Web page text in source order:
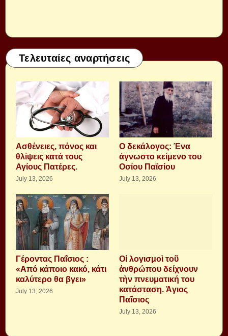
Τελευταίες αναρτήσεις
Aσθένειες, πόνος και
θλίψεις κατά τους
Αγίους Πατέρες.
July 13, 2026
Ο δεκάλογος: Ένα
άγνωστο κείμενο του
Οσίου Παϊσίου
July 13, 2026
Γέροντας Παΐσιος :
«Από κάποιο κακό, κάτι
καλύτερο θα βγει»
July 13, 2026
Οἱ λογισμοὶ τοῦ
ἀνθρώπου δείχνουν
τὴν πνευματική του
κατάσταση. Ἁγιος
Παΐσιος
July 13, 2026